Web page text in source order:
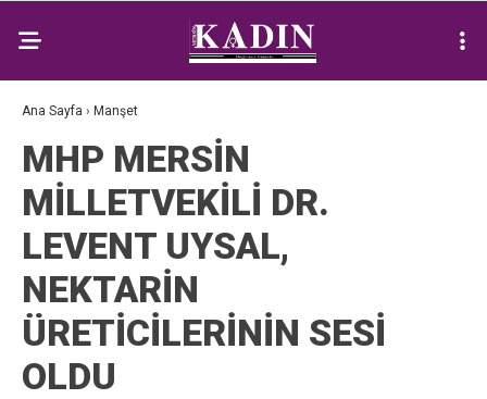
Ana Sayfa › Manşet
MHP MERSİN
MİLLETVEKİLİ DR.
LEVENT UYSAL,
NEKTARİN
ÜRETİCİLERİNİN SESİ
OLDU